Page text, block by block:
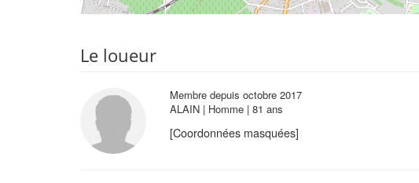
Le loueur
Membre depuis octobre 2017
ALAIN | Homme | 81 ans
[Coordonnées masquées]